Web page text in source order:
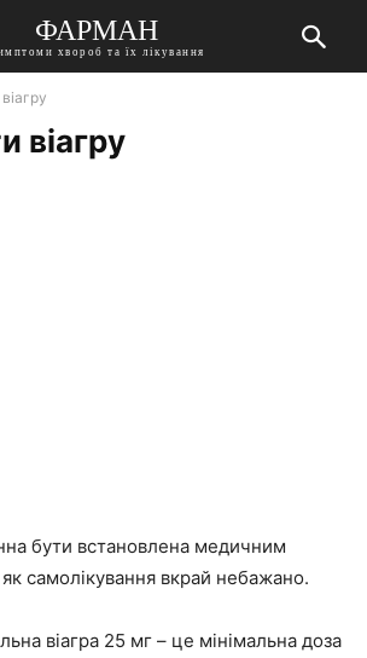
ФАРМАН
хвороб та їх лікування
віагру
бути встановлена медичним
самолікування вкрай небажано.
віагра 25 мг – це мінімальна доза